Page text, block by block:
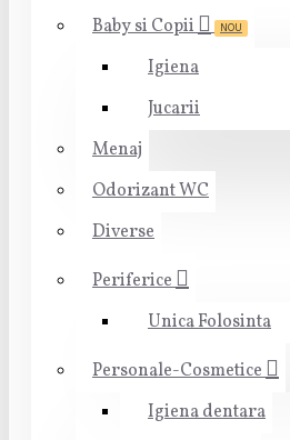
Baby si Copii
NOU
Igiena
Jucarii
Menaj
Odorizant WC
Diverse
Periferice
Unica Folosinta
Personale-Cosmetice
Igiena dentara